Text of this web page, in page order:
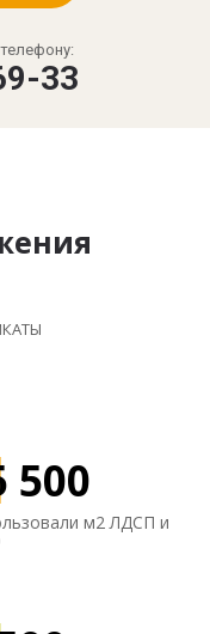
33
500
м2 ЛДСП и